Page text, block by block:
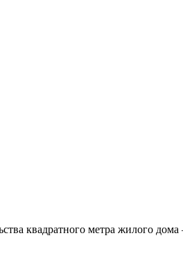
квадратного метра жилого дома